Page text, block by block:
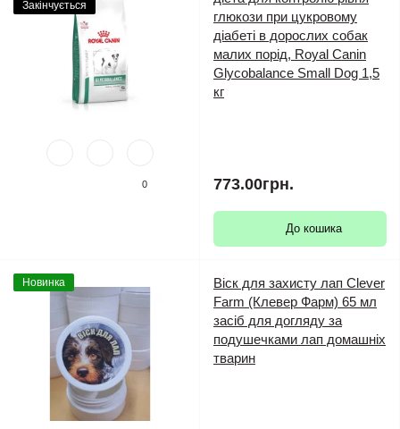
Закінчується
0
глюкози при цукровому
діабеті в дорослих собак
малих порід, Royal Canin
Glycobalance Small Dog 1,5
кг
773.00грн.
До кошика
Новинка
Віск для захисту лап Clever
Farm (Клевер Фарм) 65 мл
засіб для догляду за
подушечками лап домашніх
тварин